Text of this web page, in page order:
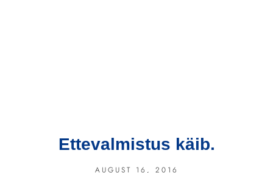
Ettevalmistus käib.
AUGUST 16, 2016